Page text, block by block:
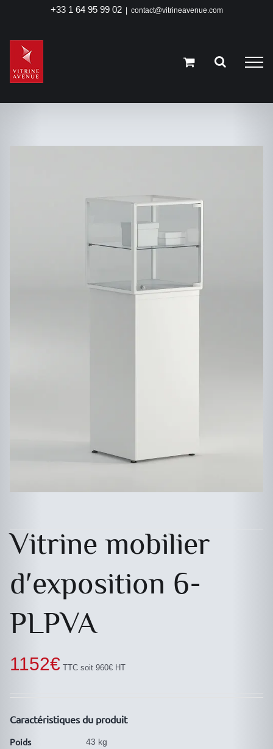
contenu
+33 1 64 95 99 02 contact@vitrineavenue.com
Vitrine mobilier
d′exposition 6-
PLPVA
1152€ TTC soit 960€ HT
Caractéristiques du produit
Poids 43 kg